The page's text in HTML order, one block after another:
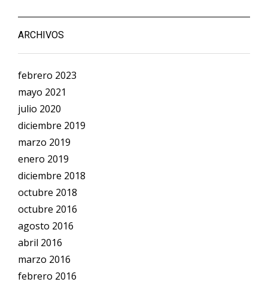
ARCHIVOS
febrero 2023
mayo 2021
julio 2020
diciembre 2019
marzo 2019
enero 2019
diciembre 2018
octubre 2018
octubre 2016
agosto 2016
abril 2016
marzo 2016
febrero 2016